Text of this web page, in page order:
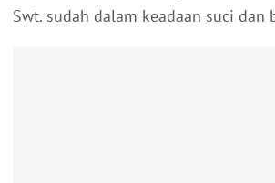
Swt. sudah dalam keadaan suci dan